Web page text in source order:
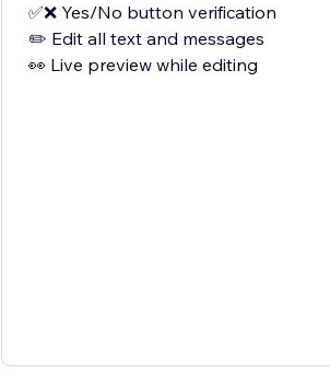
✅❌ Yes/No button verification
✏️ Edit all text and messages
👀 Live preview while editing